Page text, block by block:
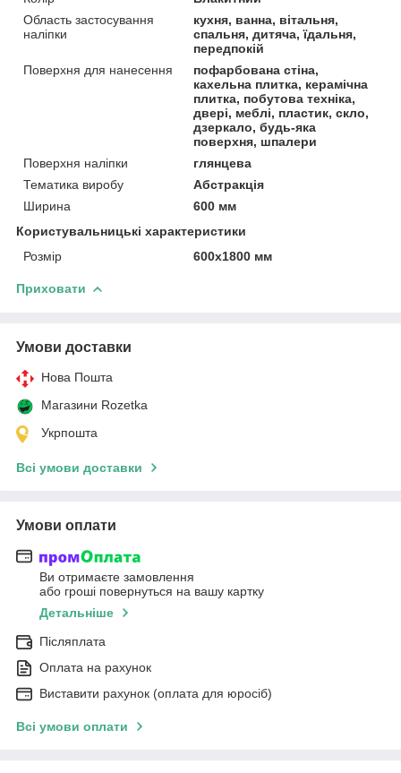
Область застосування
наліпки
кухня, ванна, вітальня,
спальня, дитяча, їдальня,
передпокій
Поверхня для нанесення
пофарбована стіна,
кахельна плитка, керамічна
плитка, побутова техніка,
двері, меблі, пластик, скло,
дзеркало, будь-яка
поверхня, шпалери
Поверхня наліпки
глянцева
Тематика виробу
Абстракція
Ширина
600 мм
Користувальницькі характеристики
Розмір
600х1800 мм
Приховати
Умови доставки
Нова Пошта
Магазини Rozetka
Укрпошта
Всі умови доставки
Умови оплати
Ви отримаєте замовлення
або гроші повернуться на вашу картку
Детальніше
Післяплата
Оплата на рахунок
Виставити рахунок (оплата для юросіб)
Всі умови оплати